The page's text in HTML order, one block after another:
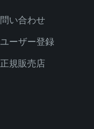
問い合わせ
ユーザー登録
正規販売店